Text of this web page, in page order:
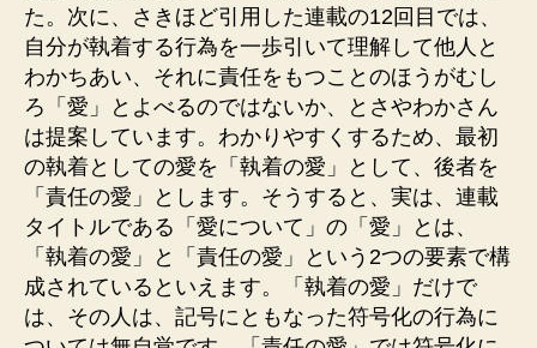
た。次に、さきほど引用した連載の12回目では、
自分が執着する行為を一歩引いて理解して他人と
わかちあい、それに責任をもつことのほうがむし
ろ「愛」とよべるのではないか、とさやわかさん
は提案しています。わかりやすくするため、最初
の執着としての愛を「執着の愛」として、後者を
「責任の愛」とします。そうすると、実は、連載
タイトルである「愛について」の「愛」とは、
「執着の愛」と「責任の愛」という2つの要素で構
成されているといえます。「執着の愛」だけで
は、その人は、記号にともなった符号化の行為に